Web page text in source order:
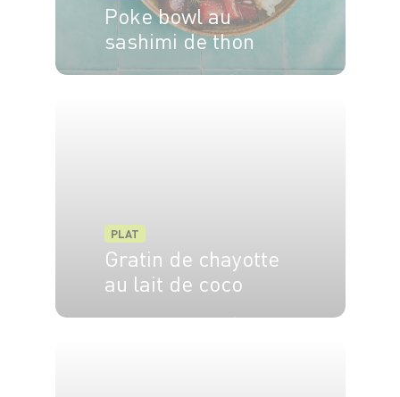
Poke bowl au
sashimi de thon
PLAT
Gratin de chayotte
au lait de coco